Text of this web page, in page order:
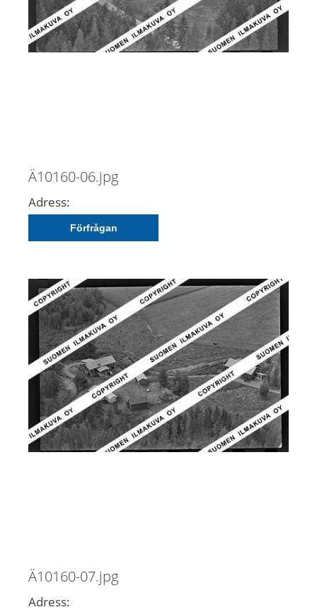
Ä10160-06.jpg
Adress:
Förfrågan
Ä10160-07.jpg
Adress: